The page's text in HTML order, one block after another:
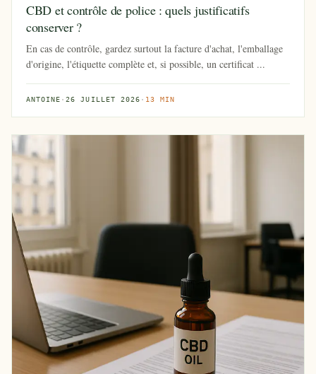
CBD et contrôle de police : quels justificatifs
conserver ?
En cas de contrôle, gardez surtout la facture d'achat, l'emballage
d'origine, l'étiquette complète et, si possible, un certificat ...
ANTOINE ·26 JUILLET 2026 · 13 MIN